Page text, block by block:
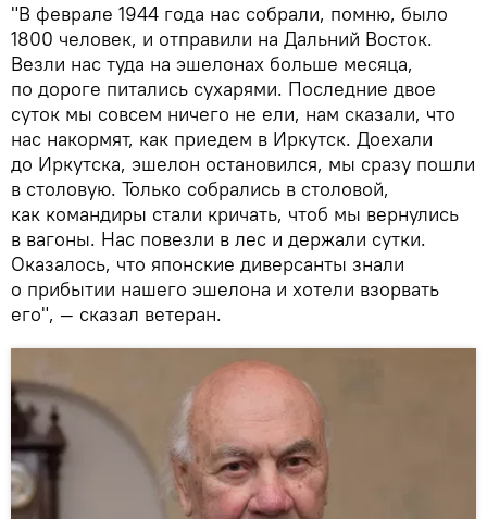
"В феврале 1944 года нас собрали, помню, было
1800 человек, и отправили на Дальний Восток.
Везли нас туда на эшелонах больше месяца,
по дороге питались сухарями. Последние двое
суток мы совсем ничего не ели, нам сказали, что
нас накормят, как приедем в Иркутск. Доехали
до Иркутска, эшелон остановился, мы сразу пошли
в столовую. Только собрались в столовой,
как командиры стали кричать, чтоб мы вернулись
в вагоны. Нас повезли в лес и держали сутки.
Оказалось, что японские диверсанты знали
о прибытии нашего эшелона и хотели взорвать
его", — сказал ветеран.